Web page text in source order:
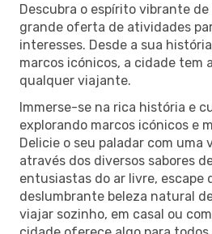
Descubra o espírito vibrante de
grande oferta de atividades
interesses. Desde a sua
marcos icónicos, a cidade tem
qualquer viajante.
Immerse-se na rica história e
explorando marcos icónicos e
Delicie o seu paladar com uma
através dos diversos sabores
entusiastas do ar livre, escape
deslumbrante beleza natural
viajar sozinho, em casal ou